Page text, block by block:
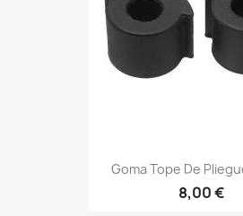
Goma Tope De
8,00 €